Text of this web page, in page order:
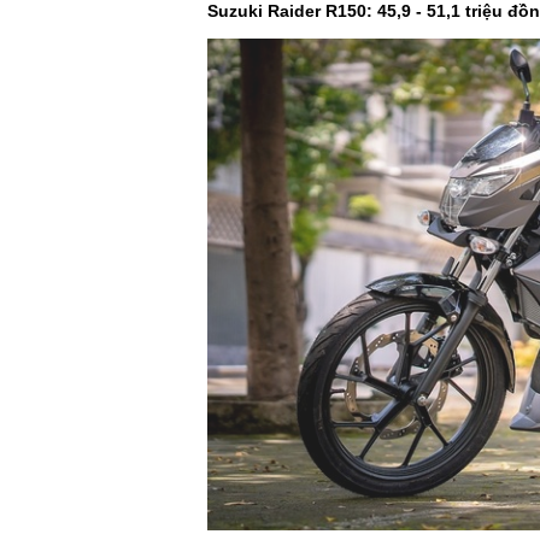
Suzuki Raider R150: 45,9 - 51,1 triệu